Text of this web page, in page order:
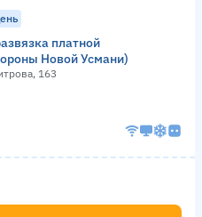
платной
Новой Усмани)
163